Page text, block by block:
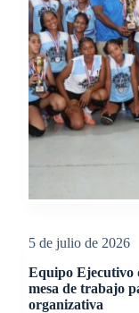
5 de julio de 2026
Equipo Ejecutivo
mesa de trabajo
organizativa